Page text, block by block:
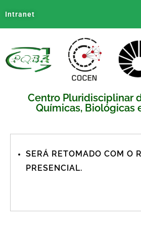
Intranet
Centro Pluridisciplinar
Químicas, Biológicas
SERÁ RETOMADO COM O
PRESENCIAL.